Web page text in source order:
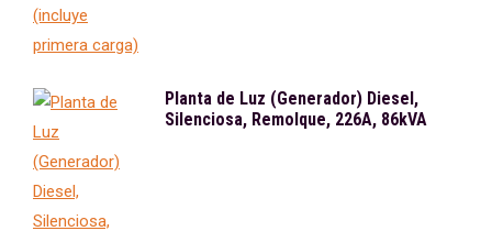
Planta de Luz (Generador) Diesel,
Silenciosa, Remolque, 226A, 86kVA